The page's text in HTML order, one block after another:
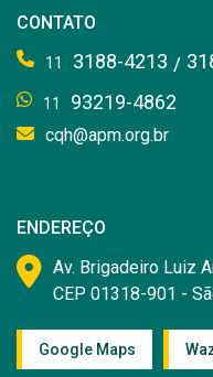
CONTATO
11 3188-4213 /
11 93219-4862
cqh@apm.org.br
ENDEREÇO
Av. Brigadeiro Luiz
CEP 01318-901 -
Google Maps